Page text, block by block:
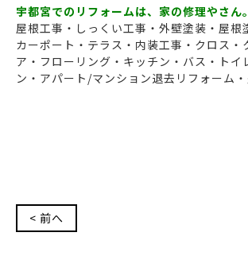
宇都宮でのリフォームは、家の修理やさん
屋根工事・しっくい工事・外壁塗装・屋根
カーポート・テラス・内装工事・クロス・
ア・フローリング・キッチン・バス・トイ
ン・アパート/マンション退去リフォーム
< 前へ